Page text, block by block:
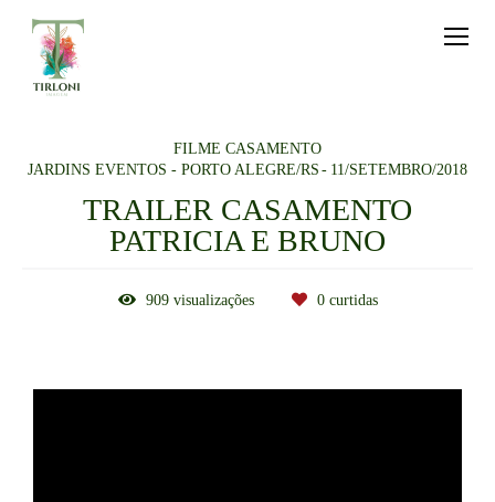
FILME CASAMENTO
JARDINS EVENTOS - PORTO ALEGRE/RS
11/SETEMBRO/2018
TRAILER CASAMENTO
PATRICIA E BRUNO
909visualizações 0curtidas